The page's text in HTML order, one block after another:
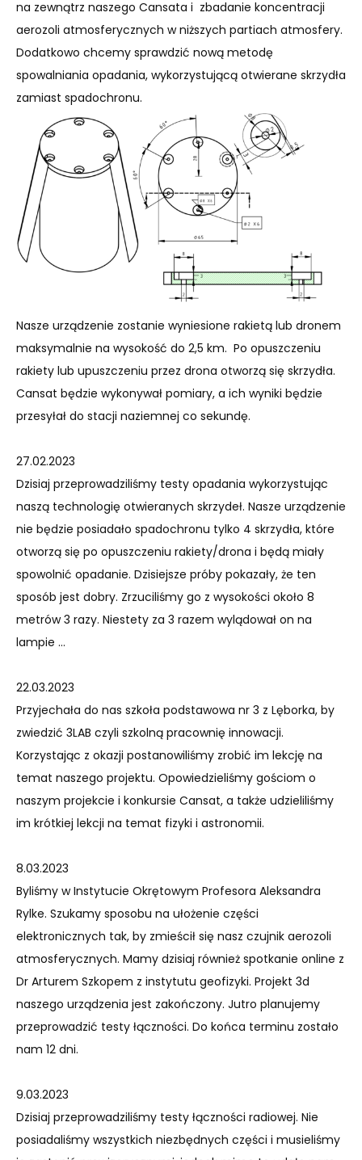
na zewnątrz naszego Cansata i zbadanie koncentracji
aerozoli atmosferycznych w niższych partiach atmosfery.
Dodatkowo chcemy sprawdzić nową metodę
spowalniania opadania, wykorzystującą otwierane skrzydła
zamiast spadochronu.
Nasze urządzenie zostanie wyniesione rakietą lub dronem
maksymalnie na wysokość do 2,5 km. Po opuszczeniu
rakiety lub upuszczeniu przez drona otworzą się skrzydła.
Cansat będzie wykonywał pomiary, a ich wyniki będzie
przesyłał do stacji naziemnej co sekundę.
27.02.2023
Dzisiaj przeprowadziliśmy testy opadania wykorzystując
naszą technologię otwieranych skrzydeł. Nasze urządzenie
nie będzie posiadało spadochronu tylko 4 skrzydła, które
otworzą się po opuszczeniu rakiety/drona i będą miały
spowolnić opadanie. Dzisiejsze próby pokazały, że ten
sposób jest dobry. Zrzuciliśmy go z wysokości około 8
metrów 3 razy. Niestety za 3 razem wylądował on na
lampie …
22.03.2023
Przyjechała do nas szkoła podstawowa nr 3 z Lęborka, by
zwiedzić 3LAB czyli szkolną pracownię innowacji.
Korzystając z okazji postanowiliśmy zrobić im lekcję na
temat naszego projektu. Opowiedzieliśmy gościom o
naszym projekcie i konkursie Cansat, a także udzieliliśmy
im krótkiej lekcji na temat fizyki i astronomii.
8.03.2023
Byliśmy w Instytucie Okrętowym Profesora Aleksandra
Rylke. Szukamy sposobu na ułożenie części
elektronicznych tak, by zmieścił się nasz czujnik aerozoli
atmosferycznych. Mamy dzisiaj również spotkanie online z
Dr Arturem Szkopem z instytutu geofizyki. Projekt 3d
naszego urządzenia jest zakończony. Jutro planujemy
przeprowadzić testy łączności. Do końca terminu zostało
nam 12 dni.
9.03.2023
Dzisiaj przeprowadziliśmy testy łączności radiowej. Nie
posiadaliśmy wszystkich niezbędnych części i musieliśmy